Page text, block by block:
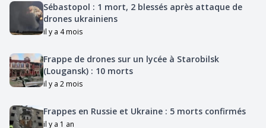
Sébastopol : 1 mort, 2 blessés après attaque de
drones ukrainiens
il y a 4 mois
Frappe de drones sur un lycée à Starobilsk
(Lougansk) : 10 morts
il y a 2 mois
Frappes en Russie et Ukraine : 5 morts confirmés
il y a 1 an